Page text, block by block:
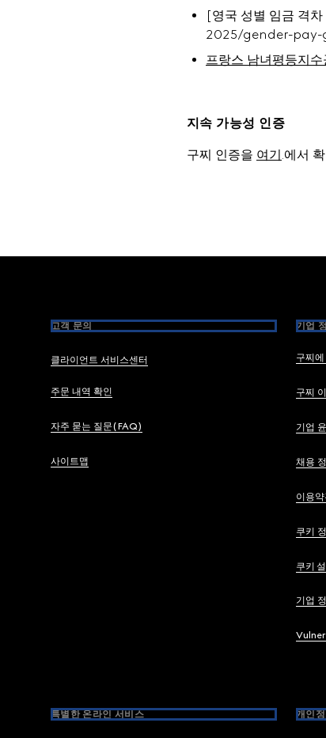
[영국 성별 임금
2025/gender-pay-
프랑스 남녀평등지수
지속 가능성 인증
구찌 인증을 여기.에서
고객 문의
클라이언트 서비스센터
주문 내역 확인
자주 묻는 질문(FAQ)
사이트맵
기업
구찌
구찌
기업
채용
이용
쿠키
쿠키
기업
특별한 온라인 서비스 개인